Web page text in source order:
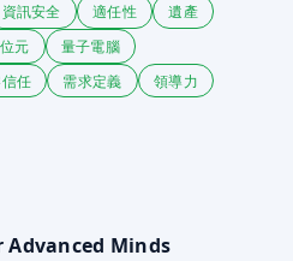
資訊安全 適任性
遺產
元
量子電腦
任 需求定義
領導力
Minds